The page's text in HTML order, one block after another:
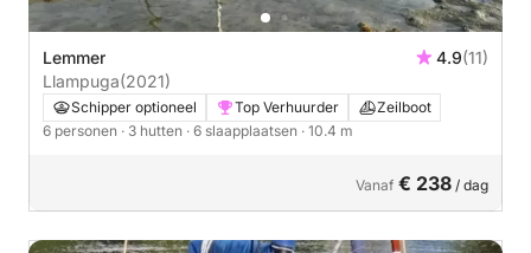
Lemmer 4.9(11)
Llampuga(2021)
Schipper optioneel Top Verhuurder
Zeilboot
6 personen · 3 hutten · 6 slaapplaatsen · 10.4 m
Vanaf € 238 / dag